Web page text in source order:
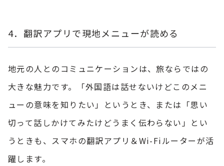
4．翻訳アプリで現地メニューが読める
地元の人とのコミュニケーションは、旅ならではの
大きな魅力です。「外国語は話せないけどこのメニ
ューの意味を知りたい」というとき、または「思い
切って話しかけてみたけどうまく伝わらない」とい
うときも、スマホの翻訳アプリ＆Wi-Fiルーターが活
躍します。